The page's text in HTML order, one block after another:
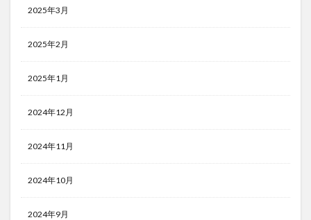
2025年3月
2025年2月
2025年1月
2024年12月
2024年11月
2024年10月
2024年9月